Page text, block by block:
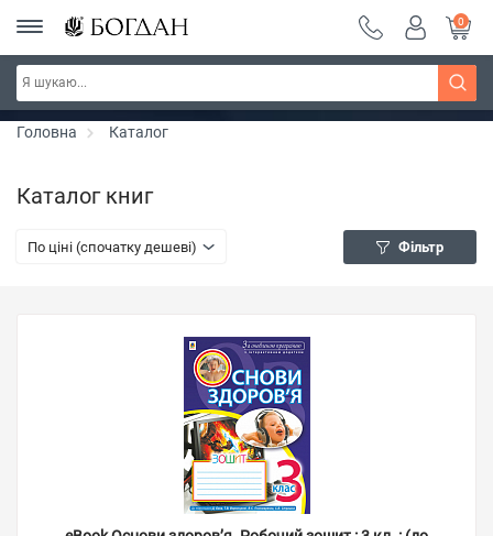
РОЗПРОДАЖ ~ 150 грн ~ 200 грн ~ 250 грн ~
300 грн ~ РОЗПРОДАЖ
Дізнатись більше
0
Головна Каталог
Каталог книг
По ціні (спочатку дешеві) Фільтр